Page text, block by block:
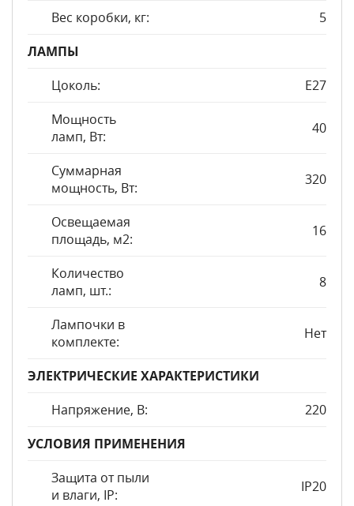
Вес коробки, кг:
5
ЛАМПЫ
Цоколь:
E27
Мощность
ламп, Вт:
40
Суммарная
мощность, Вт:
320
Освещаемая
площадь, м2:
16
Количество
ламп, шт.:
8
Лампочки в
комплекте:
Нет
ЭЛЕКТРИЧЕСКИЕ ХАРАКТЕРИСТИКИ
Напряжение, В:
220
УСЛОВИЯ ПРИМЕНЕНИЯ
Защита от пыли
и влаги, IP:
IP20